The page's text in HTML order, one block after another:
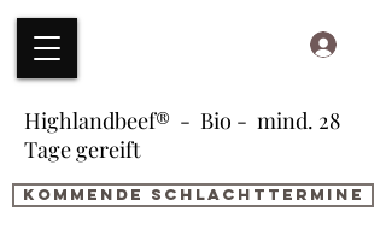
Highlandbeef® - Bio - mind. 28
Tage gereift
kommende Schlachttermine